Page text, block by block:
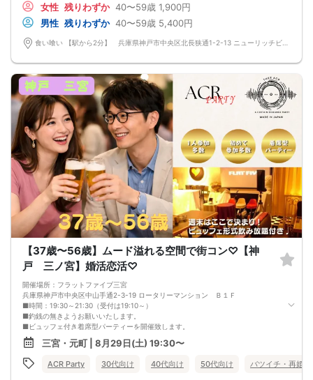
ー！
【駅から1分】【契約農場より直送の新鮮食材】【新築居酒屋貸切】【こだわりの
開放空間】【豊富なドリンクメニュー】
■□完全着席♪MCによる席がえあり！ 結婚式の二次会の有名店でBIG合コン
PARTY■□
MCによる席替え‼︎約20分に1度可能な限り席替えを設けており、都度LINE交換タ
嬉しい！お料理はビュッフェ形式ではなく、店員さんがご丁寧にお席までお持ち
いたします！
お店自慢のお料理を召し上がって頂きながら、ゆっくりと交流をお楽しみ頂きた
いと思います。
《結婚式の二次会の有名な会場で完全着席PARTY》
完全着席スタイルですので、立食形式が苦手な方や人見知りな方には是非オスス
メです
落ち着いた空間での交流が楽しめます！
《一人参加、初参加大歓迎》
完全着席スタイルですのでひとりぼっちになることはありません！お一人様参加
者様同士の席の配置。
スタッフのフォローが人気の理由です。
《恋人、友人、人脈、必ず出会える！大阪で超人気の飲み会！》
□結婚がしたい
□恋人が欲しい
□友人を増やしたい
□人脈を広げたい
□日常に刺激が欲しい
□お酒が大好き
□楽しいことが大好き
□飲み会が大好き
□確実に出会える街コンに参加したい人
□一緒に合コン・コンパに行ける飲み友が欲しい人
□家と職場の往復の毎日を変えたい人
お店自慢の豪華コース料理☆
写真はイメージとなります。
女性 残りわずか 40〜59歳 1,900円
男性 残りわずか 40〜59歳 5,400円
【37歳〜56歳】ムード溢れる空間で街コン♡【神
戸 三ノ宮】婚活恋活♡
開催場所：フラットファイブ三宮
兵庫県神戸市中央区中山手通2-3-19 ロータリーマンション Ｂ１Ｆ
■時間：19:30～21:30（受付は19:10～）
■釣銭の無きようお願いいたします。
■ビュッフェ付き着席型パーティーを開催致します。
■男性の皆様には20分～25分毎にお席の移動のご協力を頂いております。
■お食事ビュッフェ付きアルコールを含むドリンクは1.5時間飲み放題♪
■本人確認の取れる運転免許証、マイナンバーカードは必ず持参ください。
■参加予定人数：最大50名まで募集
三宮・元町 | 8月29日(土) 19:30〜
ACR Party 30代向け 40代向け 50代向け バツイチ・再婚